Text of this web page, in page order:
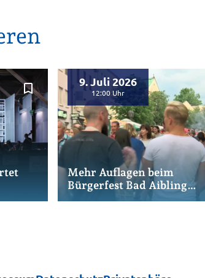
bookmark_border 9. Juli 2026
12:00
Mehr Auflagen beim
Bürgerfest Bad Aibling
sorgen für